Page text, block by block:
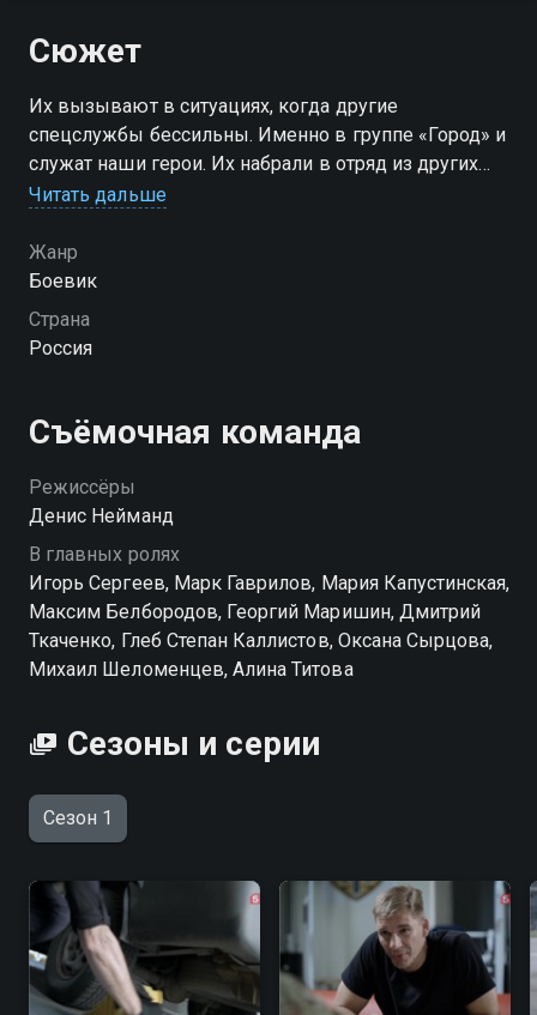
Сюжет
Их вызывают в ситуациях, когда другие
спецслужбы бессильны. Именно в группе «Город» и
служат наши герои. Их набрали в отряд из других
специальных подразделений МВД, ФСБ и армии.
жёстким критериям: офицерское звание, идеальное
здоровье, психологическая устойчивость, высокий
интеллект, способность брать на себя
ответственность и проявлять инициативу. Порой за
единственно верный путь и обязательно выполнить
поставленную задачу.
Читать дальше
Жанр
Боевик
Страна
Россия
Съёмочная команда
Режиссёры
Денис Нейманд
В главных ролях
Игорь Сергеев, Марк Гаврилов, Мария Капустинская,
Максим Белбородов, Георгий Маришин, Дмитрий
Ткаченко, Глеб Степан Каллистов, Оксана Сырцова,
Михаил Шеломенцев, Алина Титова
Сезоны и серии
Сезон 1